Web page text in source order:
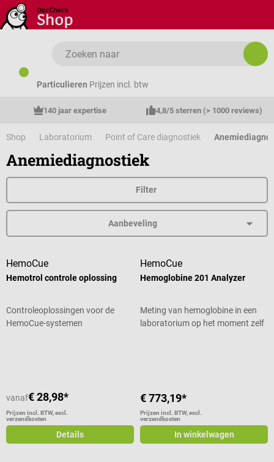
Ga naar de hoofdinhoud
Particulieren Prijzen incl. btw
140 jaar expertise 4,8/5 sterren (> 1000 reviews)
Shop Laboratorium Point of Care diagnostiek
Anemiediagnostiek
Filter
HemoCue
Hemotrol controle oplossing
Controleoplossingen voor de
HemoCue-systemen
vanaf€ 28,98*
Prijzen incl. BTW, excl.
verzendkosten
Details
HemoCue
Hemoglobine 201 Analyzer
Meting van hemoglobine in een
laboratorium op het moment zelf
€ 773,19*
Prijzen incl. BTW, excl.
verzendkosten
In winkelwagen